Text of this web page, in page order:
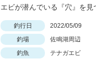
エビが潜んでいる『穴』を見
釣行日 2022/05/09
釣場
佐鳴湖周辺
釣魚
テナガエビ